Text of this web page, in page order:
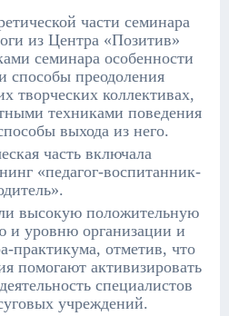
части семинара
из Центра «Позитив»
семинара особенности
способы преодоления
творческих коллективах,
техниками поведения
выхода из него.
часть включала
«педагог-воспитанник-
высокую положительную
и уровню организации и
практикума, отметив, что
помогают активизировать
специалистов
учреждений.